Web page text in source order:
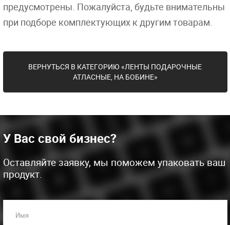
предусмотрены. Пожалуйста, будьте внимательны
при подборе комплектующих к другим товарам.
ВЕРНУТЬСЯ В КАТЕГОРИЮ «ЛЕНТЫ ПОДАРОЧНЫЕ
АТЛАСНЫЕ, НА БОБИНЕ»
У Вас свой бизнес?
Оставляйте заявку, мы поможем упаковать ваш
продукт.
Имя